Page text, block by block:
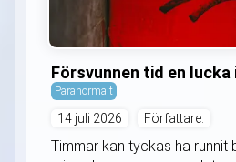
Försvunnen tid en lucka
Paranormalt
14 juli 2026 Författare:
Timmar kan tyckas ha runnit